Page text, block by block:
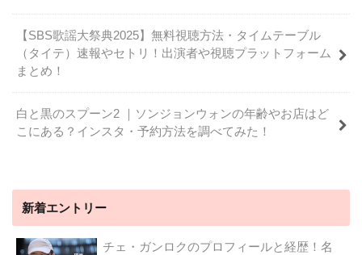
【SBS歌謡大祭典2025】無料視聴方法・タイムテーブル
（タイテ）速報やセトリ！出演者や視聴プラットフォーム
まとめ！
白と黒のスプーン2 ｜ソンジョンウォンの年齢やお店はど
こにある？インスタ・予約方法を調べてみた！
新着エントリー
チェ・ガンロクのプロフィールと経歴！名